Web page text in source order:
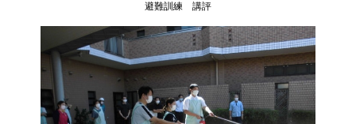
避難訓練 講評